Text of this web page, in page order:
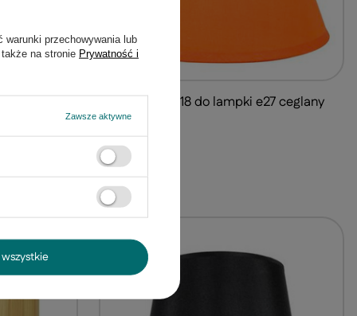
E27
Abażur sicilia 18 do lampki e27 ceglany
16,99 zł
warunki przechowywania lub
na stronie Prywatność i
Zawsze aktywne